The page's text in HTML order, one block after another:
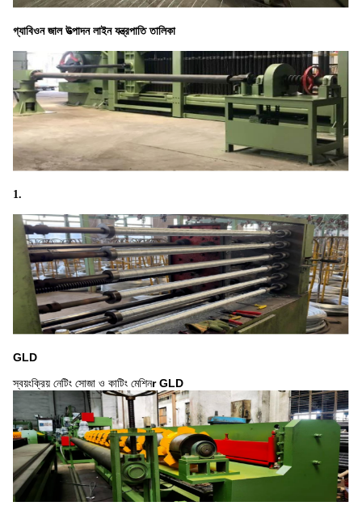
গ্যাবিওন জাল উত্পাদন লাইন যন্ত্রপাতি তালিকা
1.
GLD
স্বয়ংক্রিয় নেটিং সোজা ও কাটিং মেশিনr GLD